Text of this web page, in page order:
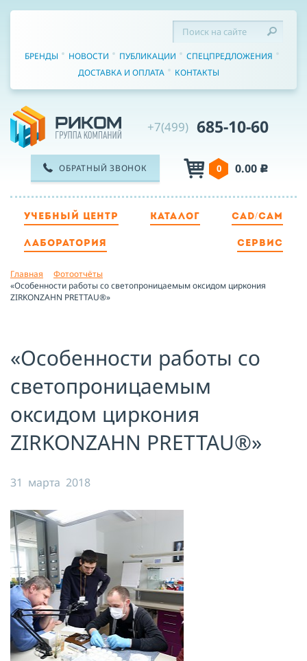
БРЕНДЫ НОВОСТИ ПУБЛИКАЦИИ
СПЕЦПРЕДЛОЖЕНИЯ
ДОСТАВКА И ОПЛАТА
КОНТАКТЫ
+7(499) 685-10-60
ОБРАТНЫЙ ЗВОНОК 0 0.00 c
ИМЯ
ознакомление с
конфиденциальностии даю согласие
на обработку персональных данных
УЧЕБНЫЙ ЦЕНТР КАТАЛОГ CAD/CAM
ЛАБОРАТОРИЯ СЕРВИС
Главная
Фотоотчёты
«Особенности работы со светопроницаемым оксидом циркония
ZIRKONZAHN PRETTAU®»
«Особенности работы со
светопроницаемым
оксидом циркония
ZIRKONZAHN PRETTAU®»
31 марта 2018